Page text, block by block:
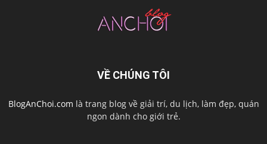
VỀ CHÚNG TÔI
BlogAnChoi.com là trang blog về giải trí, du lịch, làm đẹp, quán
ngon dành cho giới trẻ.